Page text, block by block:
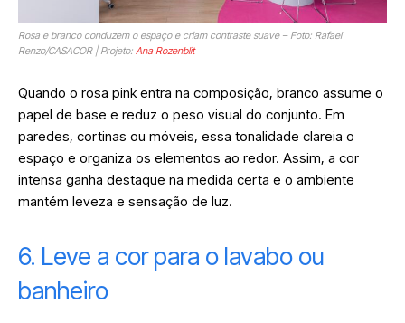
Rosa e branco conduzem o espaço e criam contraste suave – Foto: Rafael
Renzo/CASACOR | Projeto: Ana Rozenblit
Quando o rosa pink entra na composição, branco assume o
papel de base e reduz o peso visual do conjunto. Em
paredes, cortinas ou móveis, essa tonalidade clareia o
espaço e organiza os elementos ao redor. Assim, a cor
intensa ganha destaque na medida certa e o ambiente
mantém leveza e sensação de luz.
6. Leve a cor para o lavabo ou
banheiro